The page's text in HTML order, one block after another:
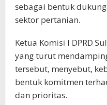
sebagai bentuk
sektor pertanian.
Ketua Komisi I DPRD
yang turut
tersebut, menyebut,
bentuk komitmen
dan prioritas.